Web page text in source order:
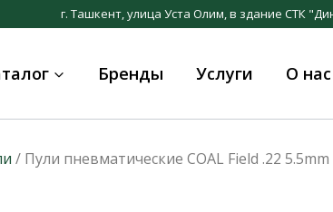
г. Ташкент, улица Уста Олим, в здание СТК
Бренды Услуги О нас
/ Пули пневматические COAL Field .22